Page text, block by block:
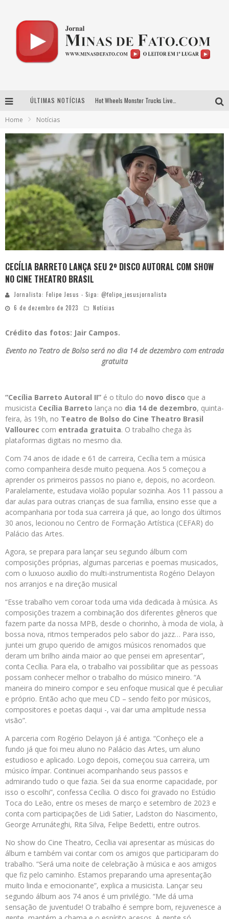
ÚLTIMAS NOTÍCIAS
Projeta Cultura abre inscrições gratuitas em Conselheiro Lafaiete para oficinas de elaboração de projetos culturais e inteligência artificial
Novo sucesso de Evandro Jr. ganha força em roteiro de divulgação pelas principais emissoras do Triângulo Mineiro
Home Notícias
CECÍLIA BARRETO LANÇA SEU 2º DISCO AUTORAL COM SHOW
NO CINE THEATRO BRASIL
Jornalista: Felipe Jesus - Siga: @felipe_jesusjornalista
6 de dezembro de 2023
Notícias
Crédito das fotos: Jair Campos.
Evento no Teatro de Bolso será no dia 14 de dezembro com entrada
gratuita
“Cecília Barreto Autoral II” é o título do novo disco que a
musicista Cecília Barreto lança no dia 14 de dezembro, quinta-
feira, às 19h, no Teatro de Bolso do Cine Theatro Brasil
Vallourec com entrada gratuita. O trabalho chega às
plataformas digitais no mesmo dia.
Com 74 anos de idade e 61 de carreira, Cecília tem a música
como companheira desde muito pequena. Aos 5 começou a
aprender os primeiros passos no piano e, depois, no acordeon.
Paralelamente, estudava violão popular sozinha. Aos 11 passou a
dar aulas para outras crianças de sua família, ensino esse que a
acompanharia por toda sua carreira já que, ao longo dos últimos
30 anos, lecionou no Centro de Formação Artística (CEFAR) do
Palácio das Artes.
Agora, se prepara para lançar seu segundo álbum com
composições próprias, algumas parcerias e poemas musicados,
com o luxuoso auxílio do multi-instrumentista Rogério Delayon
nos arranjos e na direção musical
“Esse trabalho vem coroar toda uma vida dedicada à música. As
composições trazem a combinação dos diferentes gêneros que
fazem parte da nossa MPB, desde o chorinho, à moda de viola, à
bossa nova, ritmos temperados pelo sabor do jazz… Para isso,
juntei um grupo querido de amigos músicos renomados que
deram um brilho ainda maior ao que pensei em apresentar”,
conta Cecília. Para ela, o trabalho vai possibilitar que as pessoas
possam conhecer melhor o trabalho do músico mineiro. “A
maneira do mineiro compor e seu enfoque musical que é peculiar
e próprio. Então acho que meu CD – sendo feito por músicos,
compositores e poetas daqui -, vai dar uma amplitude nessa
visão”.
A parceria com Rogério Delayon já é antiga. “Conheço ele a
fundo já que foi meu aluno no Palácio das Artes, um aluno
estudioso e aplicado. Logo depois, começou sua carreira, um
músico ímpar. Continuei acompanhando seus passos e
admirando tudo o que fazia. Sei da sua enorme capacidade, por
isso o escolhi”, confessa Cecília. O disco foi gravado no Estúdio
Toca do Leão, entre os meses de março e setembro de 2023 e
conta com participações de Lidi Satier, Ladston do Nascimento,
George Arrunáteghi, Rita Silva, Felipe Bedetti, entre outros.
No show do Cine Theatro, Cecília vai apresentar as músicas do
álbum e também vai contar com os amigos que participaram do
trabalho. “Será uma noite de celebração à música e aos amigos
que fiz pelo caminho. Estamos preparando uma apresentação
muito linda e emocionante”, explica a musicista. Lançar seu
segundo álbum aos 74 anos é um privilégio. “Me dá uma
sensação de juventude! O trabalho é sempre bom, rejuvenesce a